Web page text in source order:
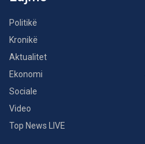
Politikë
Kronikë
Aktualitet
Ekonomi
Sociale
Video
Top News LIVE